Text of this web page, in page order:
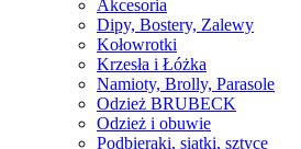
Akcesoria
Dipy, Bostery, Zalewy
Kołowrotki
Krzesła i Łóżka
Namioty, Brolly, Parasole
Odzież BRUBECK
Odzież i obuwie
Podbieraki, siatki, sztyce